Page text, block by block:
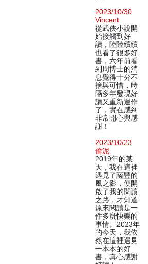
2023/10/30
Vincent
從武俠小說開
始接觸到好
讀，陸陸續續
也看了很多好
書，六年前看
到周博士的消
息覺得十分不
捨與可惜，時
隔多年發現好
讀又重新運作
了，實在感到
非常開心與感
謝！
2023/10/23
偷泥
2019年的某
天，我在這裡
遇見了薩豐的
風之影，便開
啟了我的閱讀
之路，才知道
原來閱讀是一
件多麼快樂的
事情。2023年
的今天，我依
然在這裡遇見
一本本的好
書，真心感謝